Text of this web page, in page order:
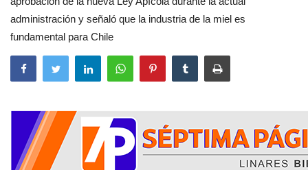
administración y señaló que la industria de la miel es
fundamental para Chile